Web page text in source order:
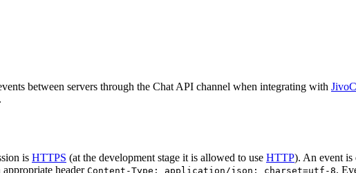
between servers through the Chat API channel when integrating with
is HTTPS (at the development stage it is allowed to use HTTP). An event is
appropriate header Content-Type: application/json; charset=utf-8.